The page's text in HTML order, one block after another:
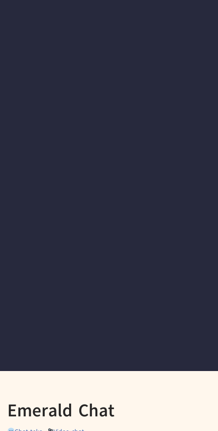
Emerald Chat